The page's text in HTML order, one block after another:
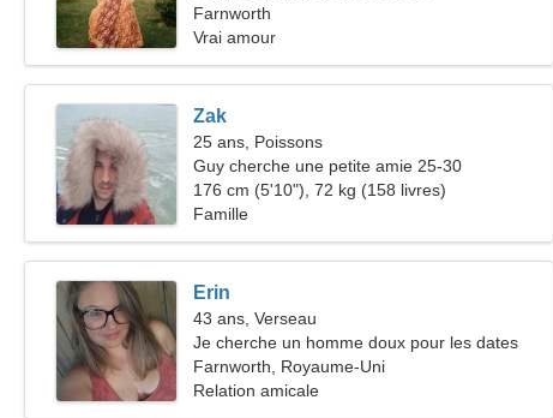
Farnworth
Vrai amour
Zak
25 ans, Poissons
Guy cherche une petite amie 25-30
176 cm (5'10"), 72 kg (158 livres)
Famille
Erin
43 ans, Verseau
Je cherche un homme doux pour les dates
Farnworth, Royaume-Uni
Relation amicale